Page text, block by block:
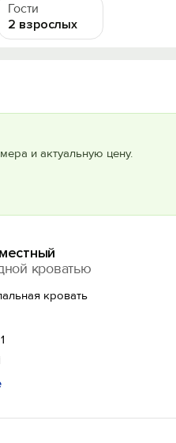
Гости
2 взрослых
и актуальную цену.
кроватью
кровать